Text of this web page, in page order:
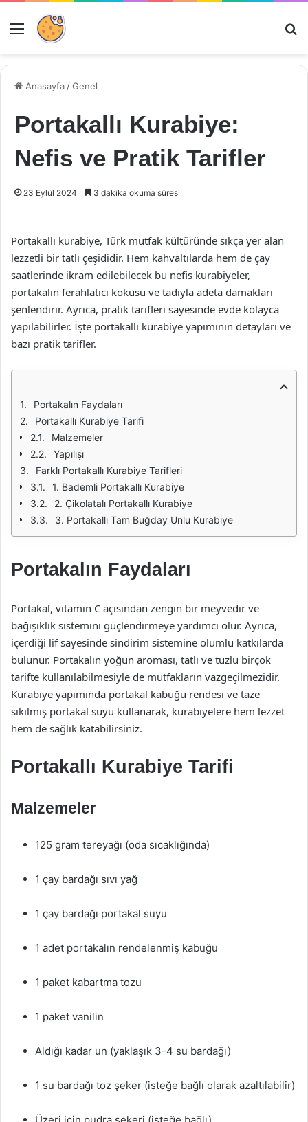
Menü
Anasayfa /Genel
Portakallı Kurabiye:
Nefis ve Pratik Tarifler
23 Eylül 2024 3 dakika okuma süresi
Portakallı kurabiye, Türk mutfak kültüründe sıkça yer alan
lezzetli bir tatlı çeşididir. Hem kahvaltılarda hem de çay
saatlerinde ikram edilebilecek bu nefis kurabiyeler,
portakalın ferahlatıcı kokusu ve tadıyla adeta damakları
şenlendirir. Ayrıca, pratik tarifleri sayesinde evde kolayca
yapılabilirler. İşte portakallı kurabiye yapımının detayları ve
bazı pratik tarifler.
Portakalın Faydaları
Portakallı Kurabiye Tarifi
Malzemeler
Yapılışı
Farklı Portakallı Kurabiye Tarifleri
1. Bademli Portakallı Kurabiye
2. Çikolatalı Portakallı Kurabiye
3. Portakallı Tam Buğday Unlu Kurabiye
Portakalın Faydaları
Portakal, vitamin C açısından zengin bir meyvedir ve
bağışıklık sistemini güçlendirmeye yardımcı olur. Ayrıca,
içerdiği lif sayesinde sindirim sistemine olumlu katkılarda
bulunur. Portakalın yoğun aroması, tatlı ve tuzlu birçok
tarifte kullanılabilmesiyle de mutfakların vazgeçilmezidir.
Kurabiye yapımında portakal kabuğu rendesi ve taze
sıkılmış portakal suyu kullanarak, kurabiyelere hem lezzet
hem de sağlık katabilirsiniz.
Portakallı Kurabiye Tarifi
Malzemeler
125 gram tereyağı (oda sıcaklığında)
1 çay bardağı sıvı yağ
1 çay bardağı portakal suyu
1 adet portakalın rendelenmiş kabuğu
1 paket kabartma tozu
1 paket vanilin
Aldığı kadar un (yaklaşık 3-4 su bardağı)
1 su bardağı toz şeker (isteğe bağlı olarak azaltılabilir)